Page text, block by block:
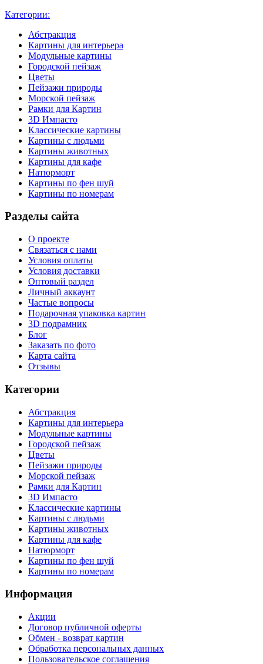
Категории:
Абстракция
Картины для интерьера
Модульные картины
Городской пейзаж
Цветы
Пейзажи природы
Морской пейзаж
Рамки для Картин
3D Импасто
Классические картины
Картины с людьми
Картины животных
Картины для кафе
Натюрморт
Картины по фен шуй
Картины по номерам
Разделы сайта
О проекте
Связаться с нами
Условия оплаты
Условия доставки
Оптовый раздел
Личный аккаунт
Частые вопросы
Подарочная упаковка картин
3D подрамник
Блог
Заказать по фото
Карта сайта
Отзывы
Категории
Абстракция
Картины для интерьера
Модульные картины
Городской пейзаж
Цветы
Пейзажи природы
Морской пейзаж
Рамки для Картин
3D Импасто
Классические картины
Картины с людьми
Картины животных
Картины для кафе
Натюрморт
Картины по фен шуй
Картины по номерам
Информация
Акции
Договор публичной оферты
Обмен - возврат картин
Обработка персональных данных
Пользовательское соглашения